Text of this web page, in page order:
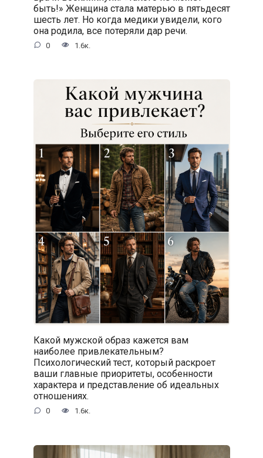
быть!» Женщина стала матерью в пятьдесят
шесть лет. Но когда медики увидели, кого
она родила, все потеряли дар речи.
0 1.6к.
Какой мужской образ кажется вам
наиболее привлекательным?
Психологический тест, который раскроет
ваши главные приоритеты, особенности
характера и представление об идеальных
отношениях.
0 1.6к.